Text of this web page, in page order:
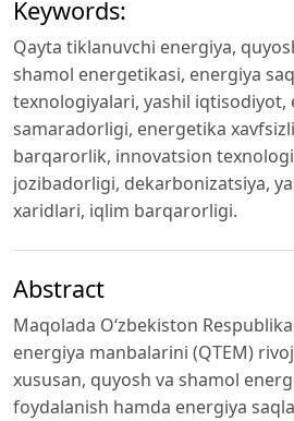
Keywords:
Qayta tiklanuvchi energiya,
shamol energetikasi, energiya
texnologiyalari, yashil iqtisodiyot,
samaradorligi, energetika
barqarorlik, innovatsion
jozibadorligi, dekarbonizatsiya,
xaridlari, iqlim barqarorligi.
Abstract
Maqolada O‘zbekiston
energiya manbalarini (QTEM)
xususan, quyosh va shamol
foydalanish hamda energiya